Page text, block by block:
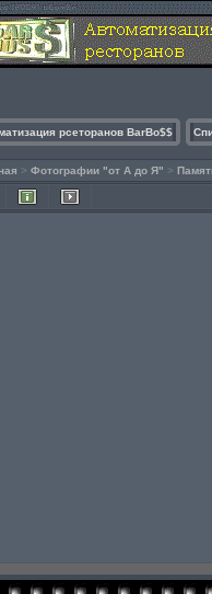
рсеторанов BarBo$$
> Фотографии "от А до Я" >